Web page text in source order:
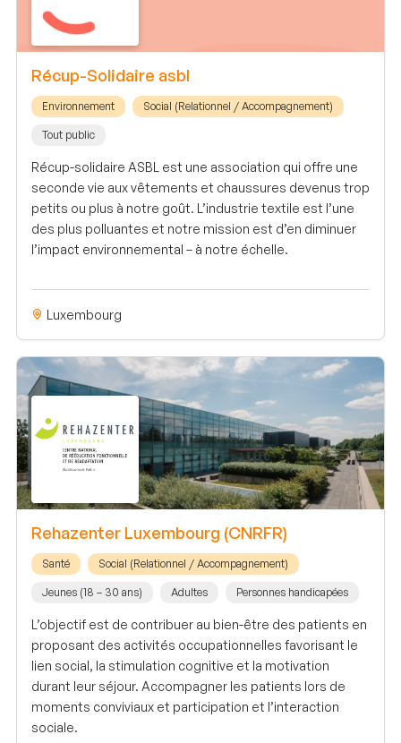
Récup-Solidaire asbl
Environnement Social (Relationnel / Accompagnement)
Tout public
Récup-solidaire ASBL est une association qui offre une
seconde vie aux vêtements et chaussures devenus trop
petits ou plus à notre goût. L’industrie textile est l’une
des plus polluantes et notre mission est d’en diminuer
l’impact environnemental – à notre échelle.
Luxembourg
Rehazenter Luxembourg (CNRFR)
Santé Social (Relationnel / Accompagnement)
Jeunes (18 – 30 ans) Adultes Personnes handicapées
L’objectif est de contribuer au bien-être des patients en
proposant des activités occupationnelles favorisant le
lien social, la stimulation cognitive et la motivation
durant leur séjour. Accompagner les patients lors de
moments conviviaux et participation et l’interaction
sociale.